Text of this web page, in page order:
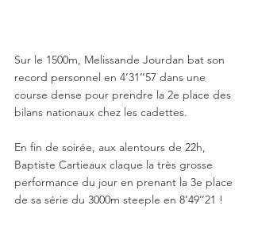
Sur le 1500m, Melissande Jourdan bat son
record personnel en 4’31’’57 dans une
course dense pour prendre la 2e place des
bilans nationaux chez les cadettes.
En fin de soirée, aux alentours de 22h,
Baptiste Cartieaux claque la très grosse
performance du jour en prenant la 3e place
de sa série du 3000m steeple en 8’49’’21 !